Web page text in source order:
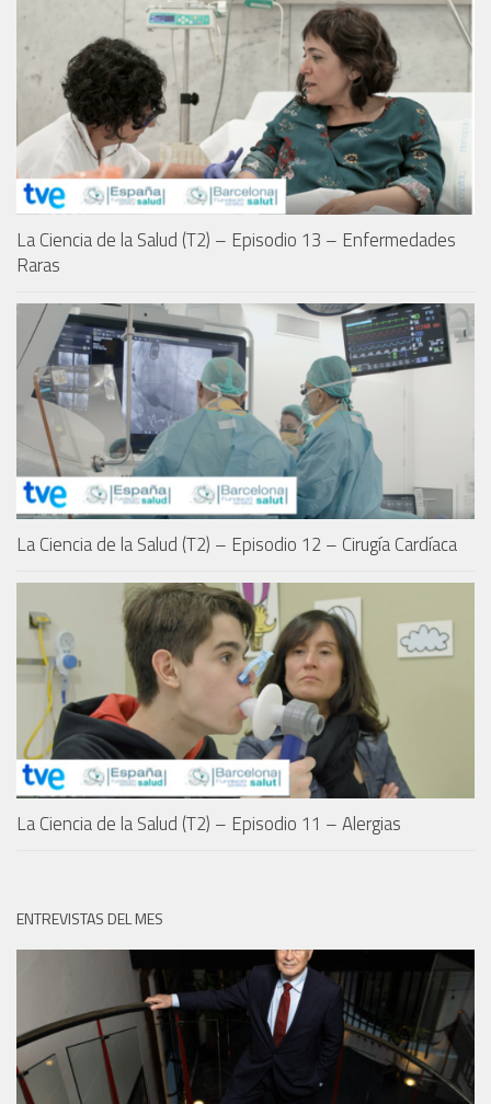
La Ciencia de la Salud (T2) – Episodio 13 – Enfermedades
Raras
La Ciencia de la Salud (T2) – Episodio 12 – Cirugía Cardíaca
La Ciencia de la Salud (T2) – Episodio 11 – Alergias
ENTREVISTAS DEL MES